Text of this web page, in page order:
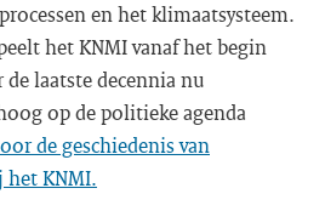
en het klimaatsysteem.
het KNMI vanaf het begin
laatste decennia nu
op de politieke agenda
de geschiedenis van
het KNMI.